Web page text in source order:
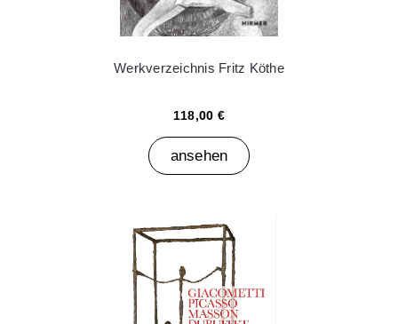
Werkverzeichnis Fritz Köthe
118,00 €
ansehen